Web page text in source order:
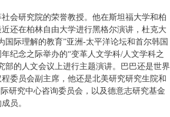
会研究院的荣誉教授。他在斯坦福大学和柏
还在柏林自由大学进行黑格尔演讲，杜克大
国际理解的教育”亚洲-太平洋论坛和首尔韩国
纪念之际举办的“变革人文学科/人文学科之
部的人文会议上进行主题演讲。巴巴还是世界
委员会副主席，他还是北美研究研究生院和
研究中心咨询委员会，以及德意志研究基金
员。